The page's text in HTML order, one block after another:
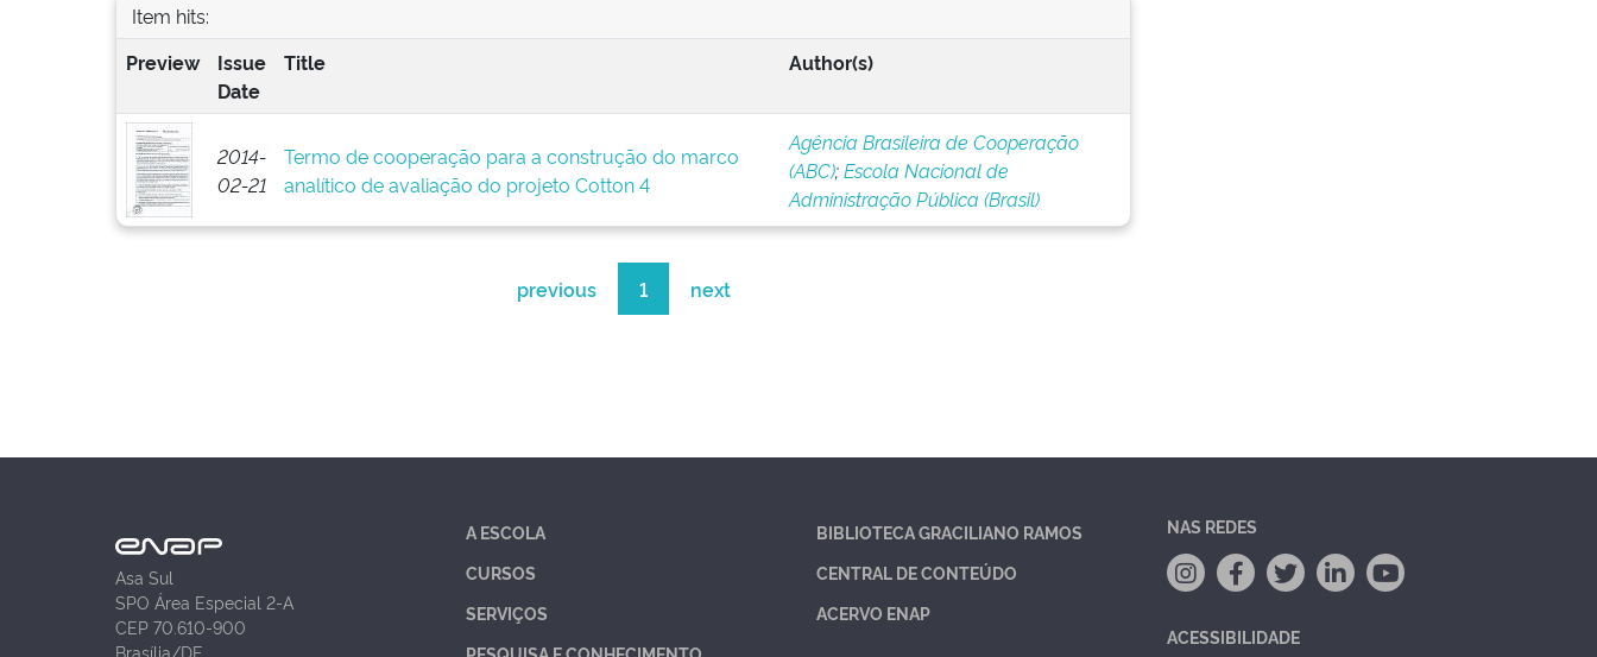
Item hits:
Preview
Issue
Date
Title Author(s)
2014-
02-21
Termo de cooperação para a construção do marco
analítico de avaliação do projeto Cotton 4
Agência Brasileira de Cooperação
(ABC);Escola Nacional de
Administração Pública (Brasil)
previous 1 next
Asa Sul
SPO Área Especial 2-A
CEP 70.610-900
Brasília/DF
A ESCOLA
CURSOS
SERVIÇOS
BIBLIOTECA GRACILIANO RAMOS
CENTRAL DE CONTEÚDO
ACERVO ENAP
NAS REDES
ACESSIBILIDADE